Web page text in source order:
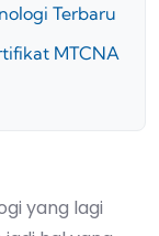
Terbaru
MTCNA
yang lagi